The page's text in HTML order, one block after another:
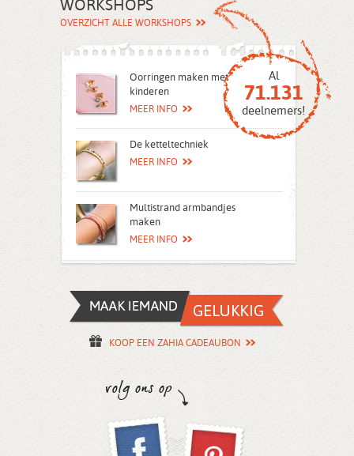
WORKSHOPS
OVERZICHT ALLE WORKSHOPS
Al
71.131
deelnemers!
Oorringen maken met
kinderen
MEER INFO
De ketteltechniek
MEER INFO
Multistrand armbandjes
maken
MEER INFO
KOOP EEN ZAHIA CADEAUBON